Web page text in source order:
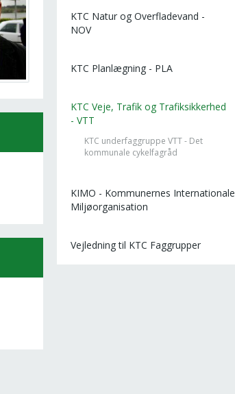
KTC Natur og Overfladevand -
NOV
KTC Planlægning - PLA
KTC Veje, Trafik og Trafiksikkerhed
- VTT
KTC underfaggruppe VTT - Det
kommunale cykelfagråd
KIMO - Kommunernes Internationale
Miljøorganisation
Vejledning til KTC Faggrupper